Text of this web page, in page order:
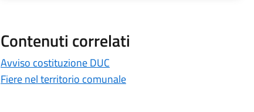
Contenuti correlati
Avviso costituzione DUC
Fiere nel territorio comunale